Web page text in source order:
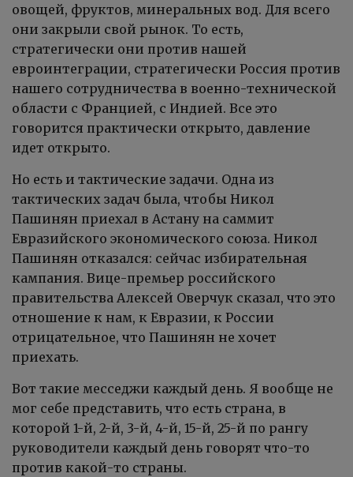
овощей, фруктов, минеральных вод. Для всего
они закрыли свой рынок. То есть,
стратегически они против нашей
евроинтеграции, стратегически Россия против
нашего сотрудничества в военно-технической
области с Францией, с Индией. Все это
говорится практически открыто, давление
идет открыто.
Но есть и тактические задачи. Одна из
тактических задач была, чтобы Никол
Пашинян приехал в Астану на саммит
Евразийского экономического союза. Никол
Пашинян отказался: сейчас избирательная
кампания. Вице-премьер российского
правительства Алексей Оверчук сказал, что это
отношение к нам, к Евразии, к России
отрицательное, что Пашинян не хочет
приехать.
Вот такие месседжи каждый день. Я вообще не
мог себе представить, что есть страна, в
которой 1-й, 2-й, 3-й, 4-й, 15-й, 25-й по рангу
руководители каждый день говорят что-то
против какой-то страны.